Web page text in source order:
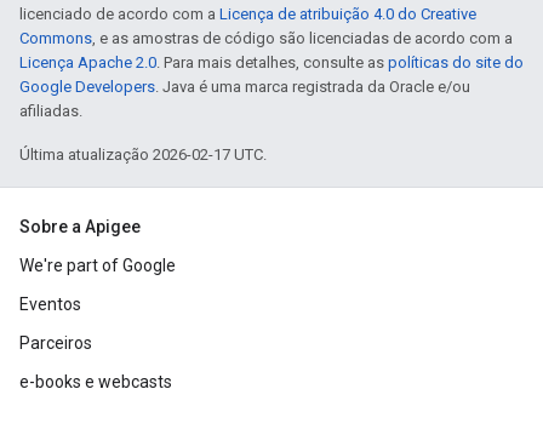
licenciado de acordo com a Licença de atribuição 4.0 do Creative
Commons, e as amostras de código são licenciadas de acordo com a
Licença Apache 2.0. Para mais detalhes, consulte as políticas do site do
Google Developers. Java é uma marca registrada da Oracle e/ou
afiliadas.
Última atualização 2026-02-17 UTC.
Sobre a Apigee
We're part of Google
Eventos
Parceiros
e-books e webcasts